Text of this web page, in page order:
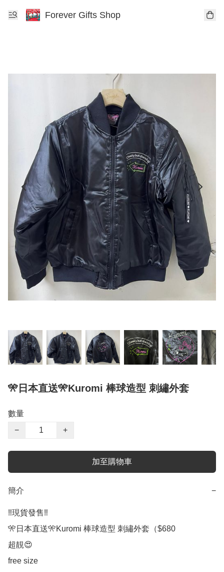
Forever Gifts Shop
🎌日本直送🎌Kuromi 棒球造型 刺繡外套
數量
−
+
加至購物車
簡介 −
‼️現貨發售‼️
🎌日本直送🎌Kuromi 棒球造型 刺繡外套（$680
超靚😍
free size